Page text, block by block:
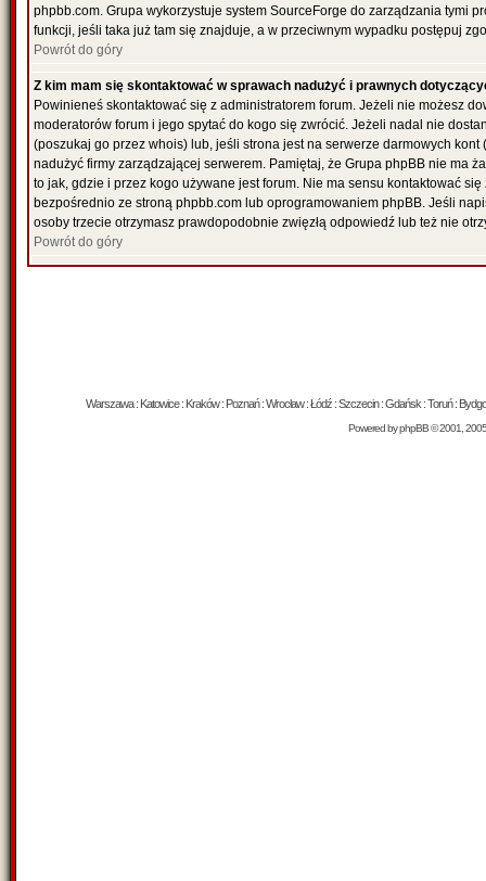
phpbb.com. Grupa wykorzystuje system SourceForge do zarządzania tymi
funkcji, jeśli taka już tam się znajduje, a w przeciwnym wypadku postępuj
Powrót do góry
Z kim mam się skontaktować w sprawach nadużyć i prawnych
Powinieneś skontaktować się z administratorem forum. Jeżeli nie możesz
moderatorów forum i jego spytać do kogo się zwrócić. Jeżeli nadal nie
(poszukaj go przez whois) lub, jeśli strona jest na serwerze darmowych
nadużyć firmy zarządzającej serwerem. Pamiętaj, że Grupa phpBB nie ma
to jak, gdzie i przez kogo używane jest forum. Nie ma sensu kontaktować
bezpośrednio ze stroną phpbb.com lub oprogramowaniem phpBB. Jeśli
osoby trzecie otrzymasz prawdopodobnie zwięzłą odpowiedź lub też nie
Powrót do góry
Warszawa : Katowice : Kraków : Poznań : Wrocław : Łódź : Szczecin : Gdańsk : Toruń :
Powered byphpBB© 2001,